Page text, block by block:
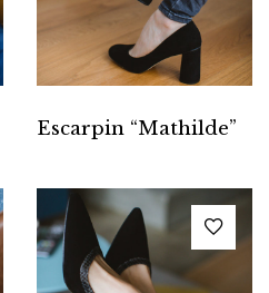
Escarpin “Mathilde”